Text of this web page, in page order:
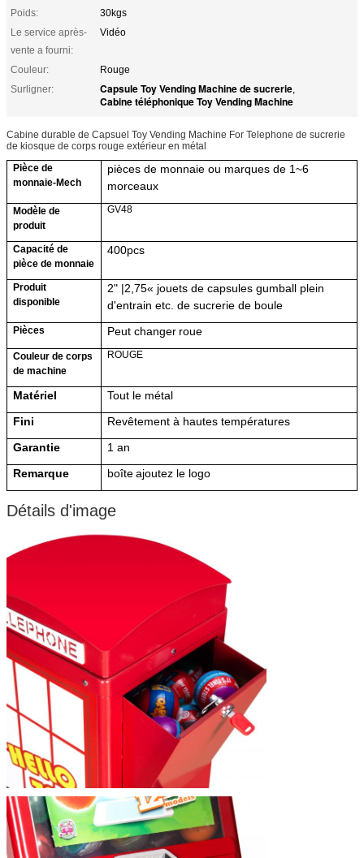
Poids:
30kgs
Le service après-
vente a fourni:
Vidéo
Couleur:
Rouge
Surligner:
Capsule Toy Vending Machine de sucrerie,
Cabine téléphonique Toy Vending Machine
Cabine durable de Capsuel Toy Vending Machine For Telephone de sucrerie
de kiosque de corps rouge extérieur en métal
Pièce de
monnaie-Mech
pièces de monnaie ou marques de 1~6
morceaux
Modèle de
produit
GV48
Capacité de
pièce de monnaie
400pcs
Produit
disponible
2" |2,75« jouets de capsules gumball plein
d'entrain etc. de sucrerie de boule
Pièces Peut changer roue
Couleur de corps
de machine
ROUGE
Matériel
Tout le métal
Fini
Revêtement à hautes températures
Garantie
1 an
Remarque
boîteajoutez le logo
Détails d'image